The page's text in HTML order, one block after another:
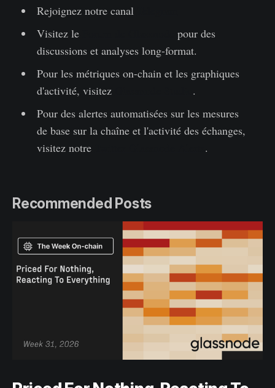
Rejoignez notre canal
Visitez le
pour des
discussions et analyses long-format.
Pour les métriques on-chain et les graphiques
d'activité, visitez
.
Pour des alertes automatisées sur les mesures
de base sur la chaîne et l'activité des échanges,
visitez notre
.
Recommended Posts